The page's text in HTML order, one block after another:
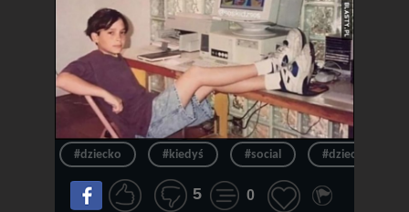
#dziecko #kiedyś #social #dzieciak
5 0